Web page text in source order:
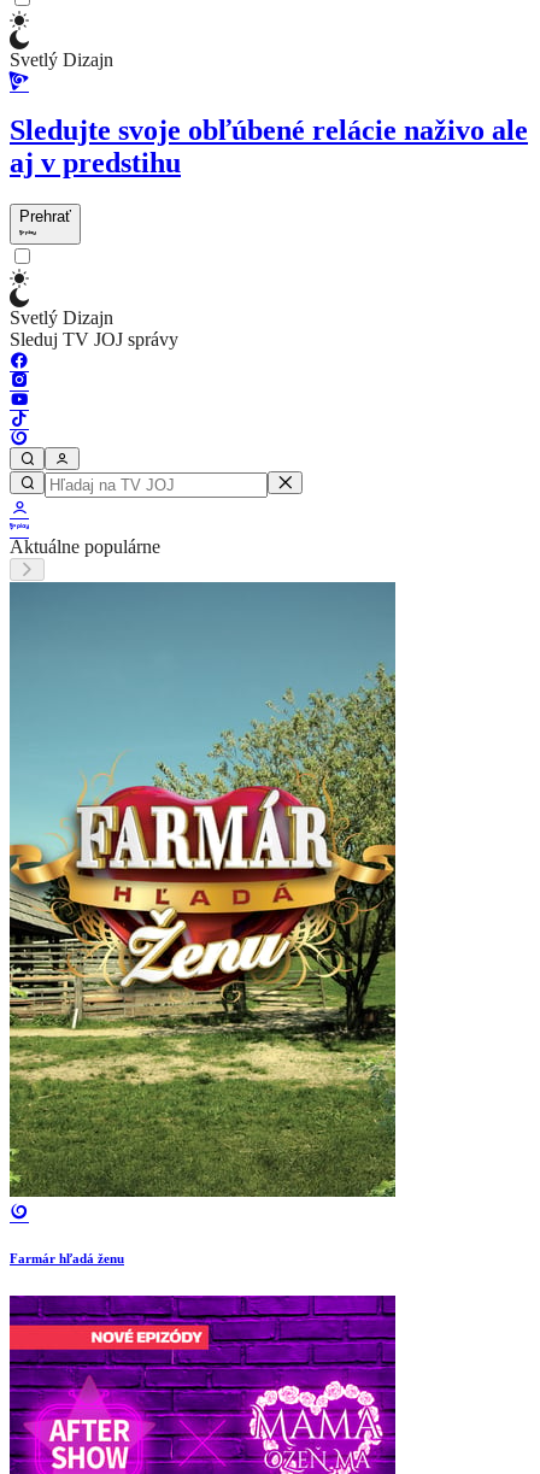
Svetlý Dizajn
Sledujte svoje obľúbené relácie naživo ale
aj v predstihu
Prehrať
Svetlý Dizajn
Sleduj TV JOJ správy
Aktuálne populárne
Farmár hľadá ženu